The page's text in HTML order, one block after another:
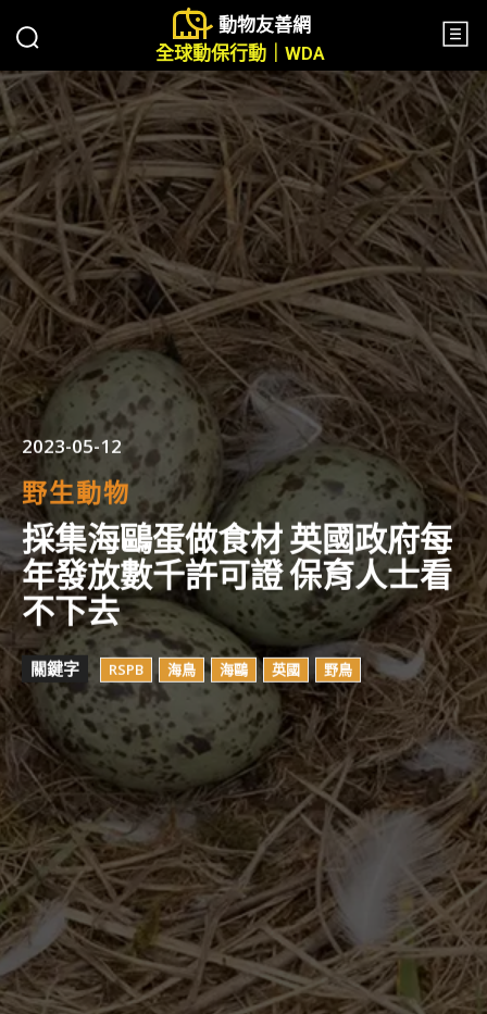
動物友善網
全球動保行動｜WDA
2023-05-12
野生動物
採集海鷗蛋做食材 英國政府每
年發放數千許可證 保育人士看
不下去
關鍵字 RSPB 海鳥 海鷗 英國 野鳥